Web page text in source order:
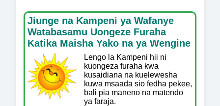
Jiunge na Kampeni ya Wafanye
Watabasamu Uongeze Furaha
Katika Maisha Yako na ya Wengine
Lengo la Kampeni hii ni
kuongeza furaha kwa
kusaidiana na kuelewesha
kuwa msaada sio fedha pekee,
bali pia maneno na matendo
ya faraja.